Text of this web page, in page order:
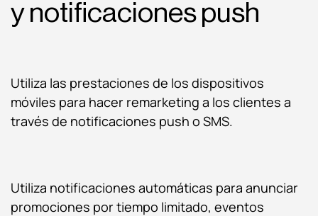
y notificaciones push
Utiliza las prestaciones de los dispositivos
móviles para hacer remarketing a los clientes a
través de notificaciones push o SMS.
Utiliza notificaciones automáticas para anunciar
promociones por tiempo limitado, eventos